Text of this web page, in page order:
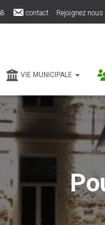
contact Rejoignez
VIE MUNICIPALE